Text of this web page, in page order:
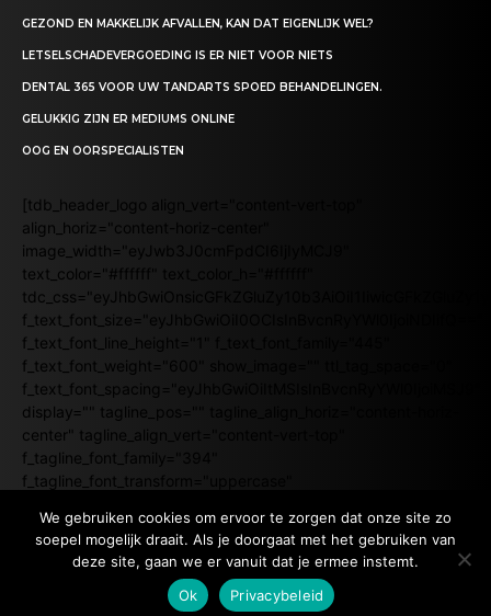
GEZOND EN MAKKELIJK AFVALLEN, KAN DAT EIGENLIJK WEL?
LETSELSCHADEVERGOEDING IS ER NIET VOOR NIETS
DENTAL 365 VOOR UW TANDARTS SPOED BEHANDELINGEN.
GELUKKIG ZIJN ER MEDIUMS ONLINE
OOG EN OORSPECIALISTEN
[tdb_header_logo align_vert="content-vert-top"
align_horiz="content-horiz-center"
image_width="eyJwb3J0cmFpdCI6IjIyMCJ9"
text_color="#ffffff" text_color_h="#ffffff"
f_text_font_size="eyJhbGwiOiI0OCIsInBvcnRyYWl0IjoiNDIifQ=="
f_text_font_line_height="1" f_text_font_family="445"
f_text_font_weight="600" show_image="" ttl_tag_space="0"
f_text_font_spacing="eyJhbGwiOiItMSIsInBvcnRyYWl0IjoiMSJ9"
display="" tagline_pos="" tagline_align_horiz="content-horiz-
center" tagline_align_vert="content-vert-top"
f_tagline_font_family="394"
f_tagline_font_transform="uppercase"
f_tagline_font_line_height="2.2" tagline_color="#ffffff"
inline="yes" disable_h1="yes"]
We gebruiken cookies om ervoor te zorgen dat onze site zo
soepel mogelijk draait. Als je doorgaat met het gebruiken van
deze site, gaan we er vanuit dat je ermee instemt.
Ok
Privacybeleid